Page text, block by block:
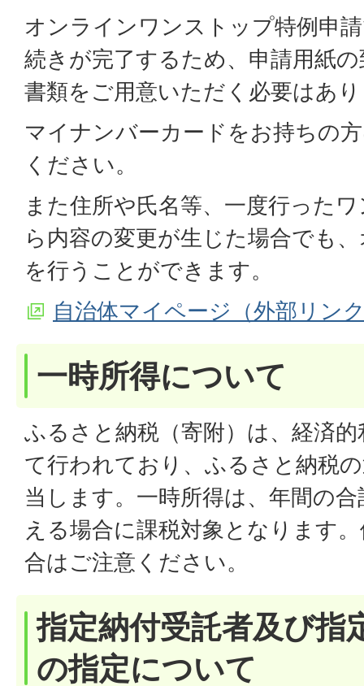
オンラインワンストップ特例申
続きが完了するため、申請用紙
書類をご用意いただく必要はあ
マイナンバーカードをお持ちの
ください。
また住所や氏名等、一度行った
ら内容の変更が生じた場合でも
を行うことができます。
自治体マイページ（外部リン
一時所得について
ふるさと納税（寄附）は、経済
て行われており、ふるさと納税
当します。一時所得は、年間の
える場合に課税対象となります
合はご注意ください。
指定納付受託者及び指
の指定について